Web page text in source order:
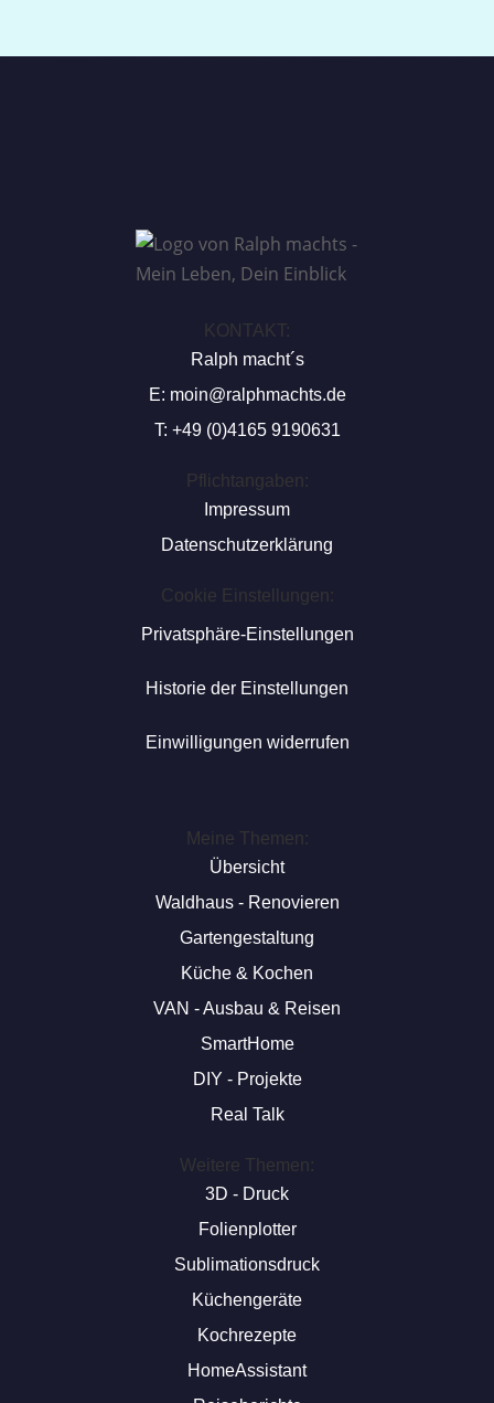
KONTAKT:
Ralph macht´s
E: moin@ralphmachts.de
T: +49 (0)4165 9190631
Pflichtangaben:
Impressum
Datenschutzerklärung
Cookie Einstellungen:
Privatsphäre-Einstellungen
Historie der Einstellungen
Einwilligungen widerrufen
Meine Themen:
Übersicht
Waldhaus - Renovieren
Gartengestaltung
Küche & Kochen
VAN - Ausbau & Reisen
SmartHome
DIY - Projekte
Real Talk
Weitere Themen:
3D - Druck
Folienplotter
Sublimationsdruck
Küchengeräte
Kochrezepte
HomeAssistant